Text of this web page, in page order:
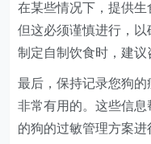
在某些情况下，提供生
但这必须谨慎进行，
制定自制饮食时，建议
最后，保持记录您狗
非常有用的。这些信
的狗的过敏管理方案进